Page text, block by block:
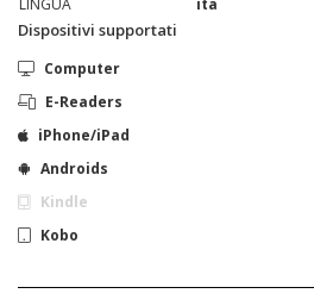
LINGUA
ita
Dispositivi supportati
Computer
E-Readers
iPhone/iPad
Androids
Kindle
Kobo